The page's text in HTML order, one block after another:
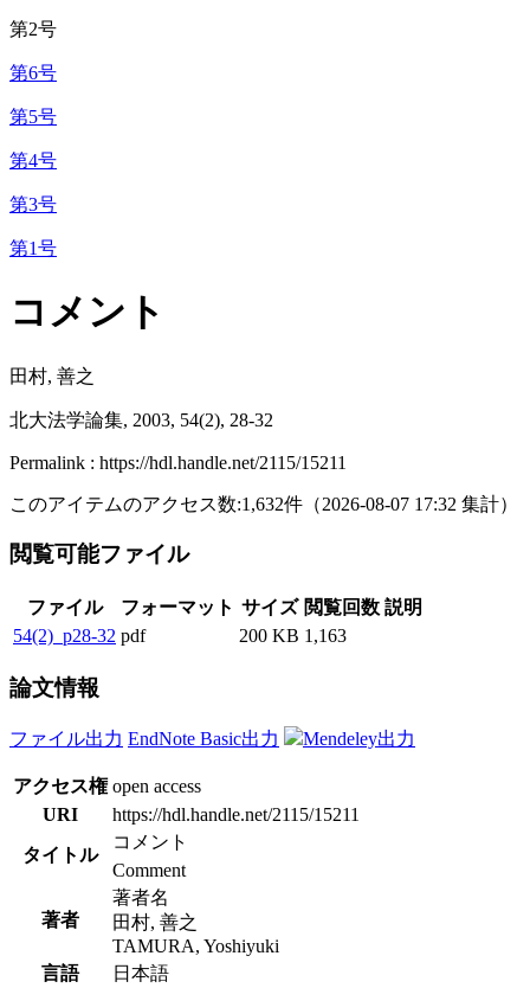
第2号
第6号
第5号
第4号
第3号
第1号
コメント
田村, 善之
北大法学論集, 2003, 54(2), 28-32
Permalink : https://hdl.handle.net/2115/15211
このアイテムのアクセス数:1,632件 （2026-08-07 17:32 集計）
閲覧可能ファイル
ファイル フォーマット サイズ 閲覧回数 説明
54(2)_p28-32 pdf 200 KB 1,163
論文情報
ファイル出力 EndNote Basic出力 Mendeley出力
アクセス権 open access
URI
https://hdl.handle.net/2115/15211
タイトル
コメント
Comment
著者
著者名
田村, 善之
TAMURA, Yoshiyuki
言語
日本語